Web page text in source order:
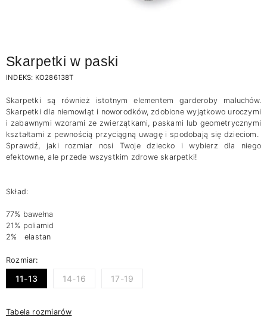
Skarpetki w paski
INDEKS: KO286138T
Skarpetki są również istotnym elementem garderoby maluchów.
Skarpetki dla niemowląt i noworodków, zdobione wyjątkowo uroczymi
i zabawnymi wzorami ze zwierzątkami, paskami lub geometrycznymi
kształtami z pewnością przyciągną uwagę i spodobają się dzieciom.
Sprawdź, jaki rozmiar nosi Twoje dziecko i wybierz dla niego
efektowne, ale przede wszystkim zdrowe skarpetki!
Skład:
77% bawełna
21% poliamid
2% elastan
Rozmiar:
11-13 14-16 17-19
Tabela rozmiarów